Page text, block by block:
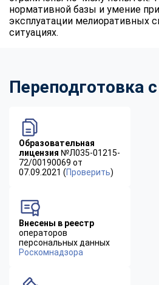
нормативной базы и умение
эксплуатации мелиоративных
ситуациях.
Переподготовка
Образовательная
лицензия №Л035-01215-
72/00190069 от
07.09.2021 (Проверить)
Внесены в реестр
операторов
персональных данных
Роскомнадзора